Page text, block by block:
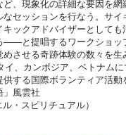
、現象化の詳細な要因を網
セッションを行なう。サイ
ックアドバイザーとしても
――と提唱するワークショッ
させる奇跡体験の数々を生
イ、カンボジア、ベトナム
する国際ボランティア活動
語」風雲社
・スピリチュアル）